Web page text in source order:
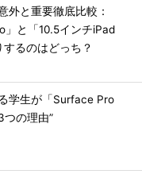
外と重要徹底比較：
」と「10.5インチiPad
るのはどっち？
学生が「Surface Pro
つの理由”